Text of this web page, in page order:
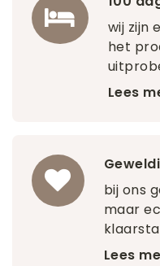
wij zijn
het
Lees
bij ons
maar
Lees